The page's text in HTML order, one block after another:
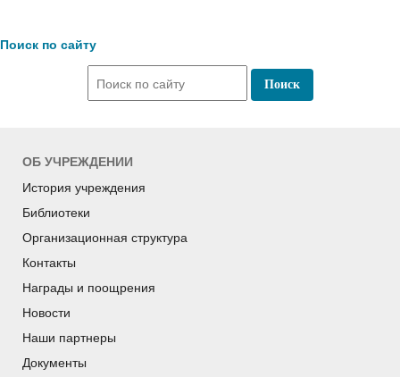
Поиск по сайту
ОБ УЧРЕЖДЕНИИ
История учреждения
Библиотеки
Организационная структура
Контакты
Награды и поощрения
Новости
Наши партнеры
Документы